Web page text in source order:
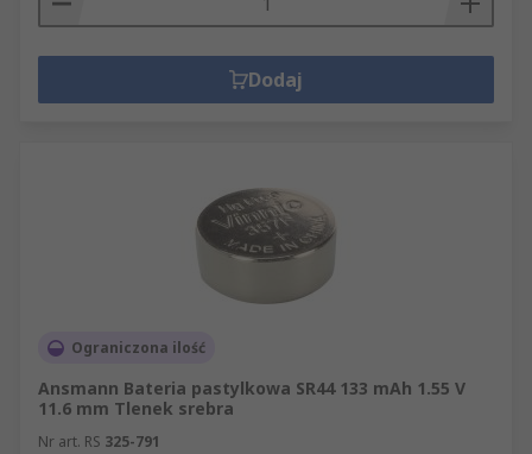
Dodaj
Ograniczona ilość
Ansmann Bateria pastylkowa SR44 133 mAh 1.55 V
11.6 mm Tlenek srebra
Nr art. RS 325-791